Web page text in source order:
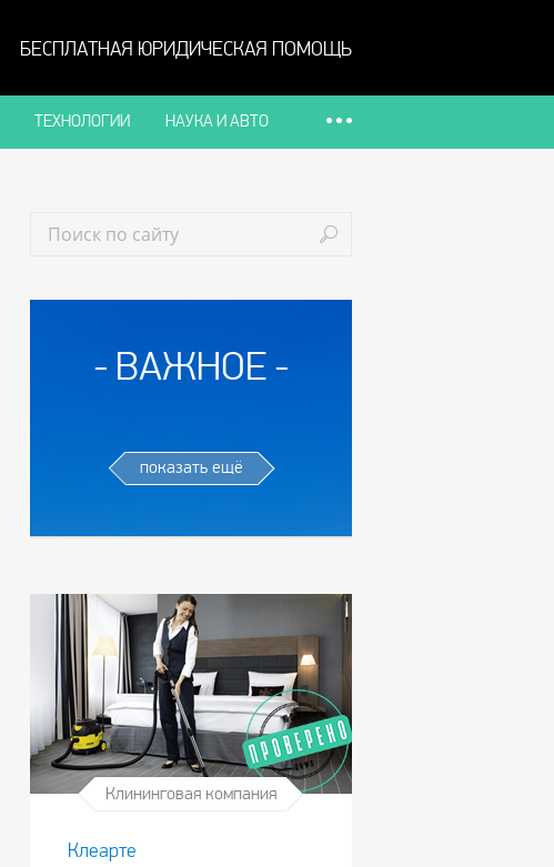
БЕСПЛАТНАЯ ЮРИДИЧЕСКАЯ ПОМОЩЬ
ТЕХНОЛОГИИ НАУКА И АВТО
ВАЖНОЕ
показать ещё
Клининговая компания
Клеарте